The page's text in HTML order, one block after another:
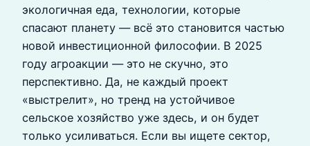
экологичная еда, технологии, которые
спасают планету — всё это становится частью
новой инвестиционной философии. В 2025
году агроакции — это не скучно, это
перспективно. Да, не каждый проект
«выстрелит», но тренд на устойчивое
сельское хозяйство уже здесь, и он будет
только усиливаться. Если вы ищете сектор,